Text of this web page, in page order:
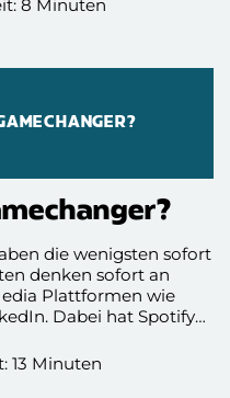
8 Minuten
die wenigsten sofort
denken sofort an
Plattformen wie
Dabei hat Spotify
wird das Ganze um
sind, genauer
13 Minuten